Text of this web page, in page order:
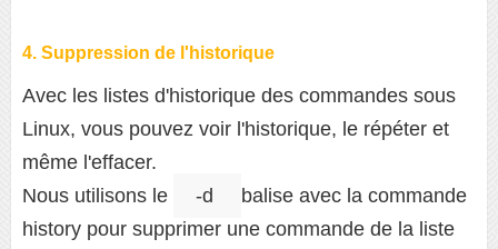
4. Suppression de l'historique
Avec les listes d'historique des commandes sous
Linux, vous pouvez voir l'historique, le répéter et
même l'effacer.
Nous utilisons le
-d
balise avec la commande
history pour supprimer une commande de la liste